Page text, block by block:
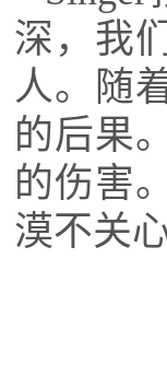
深，我
人。随
的后果
的伤害
漠不关